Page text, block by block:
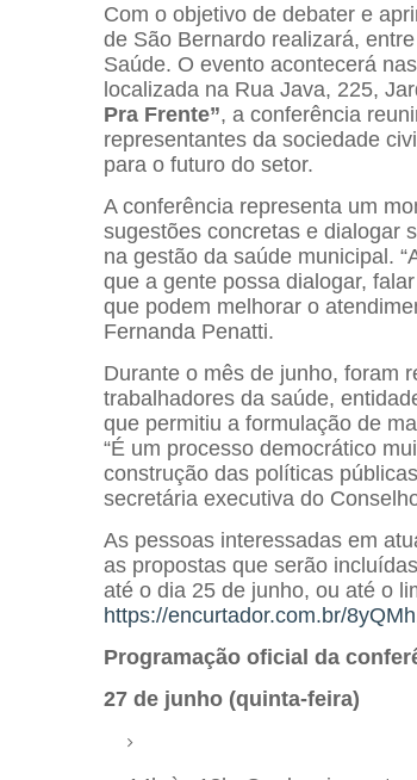
Com o objetivo de debater e
de São Bernardo realizará,
Saúde. O evento acontecerá
localizada na Rua Java, 225,
Pra Frente”, a conferência
representantes da sociedade
para o futuro do setor.
A conferência representa um
sugestões concretas e dialogar
na gestão da saúde municipal.
que a gente possa dialogar,
que podem melhorar o
Fernanda Penatti.
Durante o mês de junho, foram
trabalhadores da saúde,
que permitiu a formulação de
“É um processo democrático
construção das políticas
secretária executiva do
As pessoas interessadas em
as propostas que serão
até o dia 25 de junho, ou até o
https://encurtador.com.br/8yQMh
Programação oficial da
27 de junho (quinta-feira)